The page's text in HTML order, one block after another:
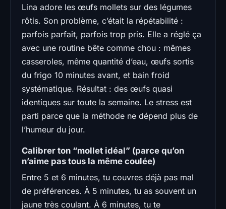
Lina adore les œufs mollets sur des légumes
rôtis. Son problème, c’était la répétabilité :
parfois parfait, parfois trop pris. Elle a réglé ça
avec une routine bête comme chou : mêmes
casseroles, même quantité d’eau, œufs sortis
du frigo 10 minutes avant, et bain froid
systématique. Résultat : des œufs quasi
identiques sur toute la semaine. Le stress est
parti parce que la méthode ne dépend plus de
l’humeur du jour.
Calibrer ton “mollet idéal” (parce qu’on
n’aime pas tous la même coulée)
Entre 5 et 6 minutes, tu couvres déjà pas mal
de préférences. À 5 minutes, tu as souvent un
jaune très coulant. À 6 minutes, tu te